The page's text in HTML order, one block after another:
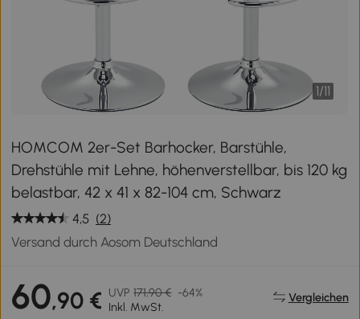
1/11
HOMCOM 2er-Set Barhocker, Barstühle,
Drehstühle mit Lehne, höhenverstellbar, bis 120 kg
belastbar, 42 x 41 x 82-104 cm, Schwarz
4,5 (2)
Versand durch Aosom Deutschland
60,90 € UVP 171,90 € -64%
Inkl. MwSt.
Vergleichen